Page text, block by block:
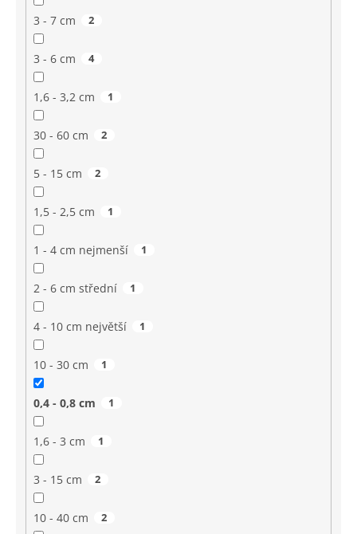
3 - 7 cm 2
3 - 6 cm 4
1,6 - 3,2 cm 1
30 - 60 cm 2
5 - 15 cm 2
1,5 - 2,5 cm 1
1 - 4 cm nejmenší 1
2 - 6 cm střední 1
4 - 10 cm největší 1
10 - 30 cm 1
0,4 - 0,8 cm 1
1,6 - 3 cm 1
3 - 15 cm 2
10 - 40 cm 2